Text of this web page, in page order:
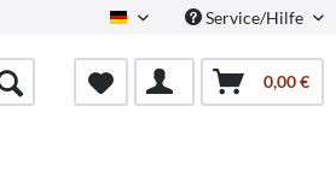
German Service/Hilfe
0,00 €